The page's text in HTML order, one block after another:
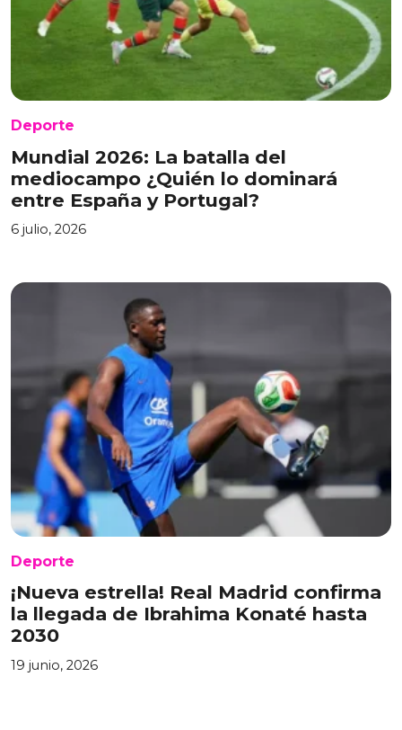
Deporte
Mundial 2026: La batalla del
mediocampo ¿Quién lo dominará
entre España y Portugal?
6 julio, 2026
Deporte
¡Nueva estrella! Real Madrid confirma
la llegada de Ibrahima Konaté hasta
2030
19 junio, 2026